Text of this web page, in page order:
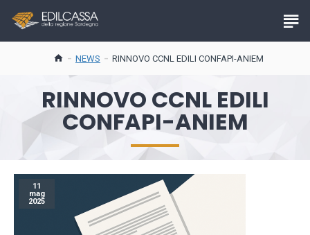
NEWS RINNOVO CCNL EDILI CONFAPI-ANIEM
RINNOVO CCNL EDILI
CONFAPI-ANIEM
11
mag
2025